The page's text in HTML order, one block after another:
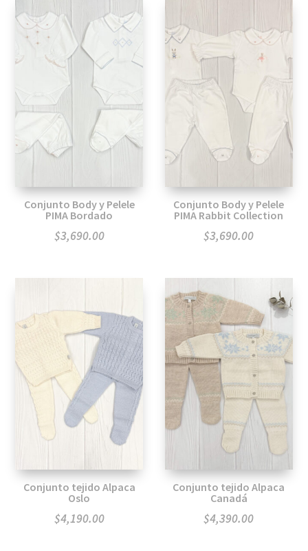
Conjunto Body y Pelele
PIMA Bordado
$3,690.00
Conjunto Body y Pelele
PIMA Rabbit Collection
$3,690.00
Conjunto tejido Alpaca
Oslo
$4,190.00
Conjunto tejido Alpaca
Canadá
$4,390.00